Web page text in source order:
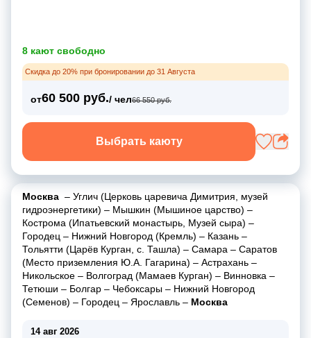
8 кают свободно
Скидка до 20% при бронировании до 31 Августа
от60 500 руб./ чел66 550 руб.
Выбрать каюту
Москва – Углич (Церковь царевича Димитрия, музей
гидроэнергетики) – Мышкин (Мышиное царство) –
Кострома (Ипатьевский монастырь, Музей сыра) –
Городец – Нижний Новгород (Кремль) – Казань –
Тольятти (Царёв Курган, с. Ташла) – Самара – Саратов
(Место приземления Ю.А. Гагарина) – Астрахань –
Никольское – Волгоград (Мамаев Курган) – Винновка –
Тетюши – Болгар – Чебоксары – Нижний Новгород
(Семенов) – Городец – Ярославль – Москва
14 авг 2026